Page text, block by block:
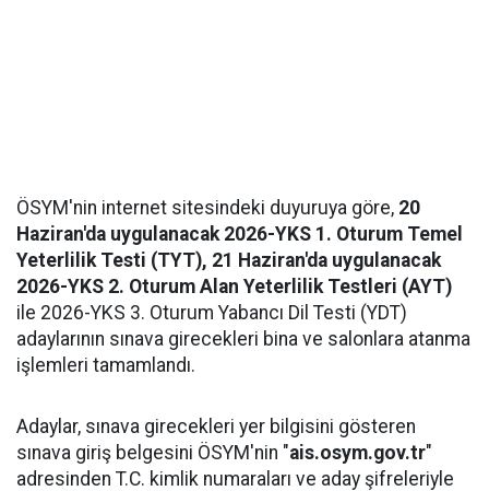
ÖSYM'nin internet sitesindeki duyuruya göre, 20
Haziran'da uygulanacak 2026-YKS 1. Oturum Temel
Yeterlilik Testi (TYT), 21 Haziran'da uygulanacak
2026-YKS 2. Oturum Alan Yeterlilik Testleri (AYT)
ile 2026-YKS 3. Oturum Yabancı Dil Testi (YDT)
adaylarının sınava girecekleri bina ve salonlara atanma
işlemleri tamamlandı.
Adaylar, sınava girecekleri yer bilgisini gösteren
sınava giriş belgesini ÖSYM'nin "ais.osym.gov.tr"
adresinden T.C. kimlik numaraları ve aday şifreleriyle